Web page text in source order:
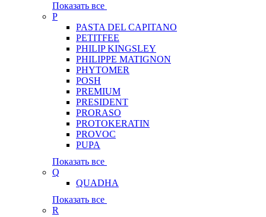
Показать все
P
PASTA DEL CAPITANO
PETITFEE
PHILIP KINGSLEY
PHILIPPE MATIGNON
PHYTOMER
POSH
PREMIUM
PRESIDENT
PRORASO
PROTOKERATIN
PROVOC
PUPA
Показать все
Q
QUADHA
Показать все
R